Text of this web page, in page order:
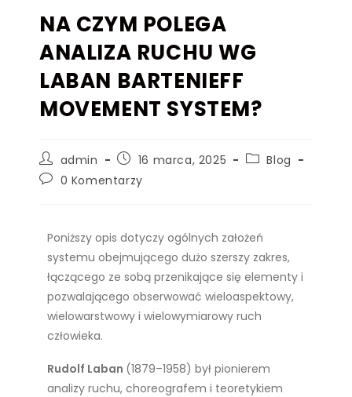
NA CZYM POLEGA
ANALIZA RUCHU WG
LABAN BARTENIEFF
MOVEMENT SYSTEM?
admin 16 marca, 2025
Blog
0 Komentarzy
Poniższy opis dotyczy ogólnych założeń
systemu obejmującego dużo szerszy zakres,
łączącego ze sobą przenikające się elementy i
pozwalającego obserwować wieloaspektowy,
wielowarstwowy i wielowymiarowy ruch
człowieka.
Rudolf Laban (1879–1958) był pionierem
analizy ruchu, choreografem i teoretykiem